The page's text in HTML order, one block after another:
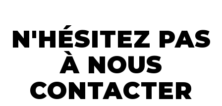
N'HÉSITEZ PAS
À NOUS
CONTACTER